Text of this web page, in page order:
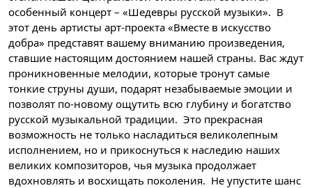
особенный концерт – «Шедевры русской музыки». ⁣ В
этот день артисты арт-проекта «Вместе в искусство
добра» представят вашему вниманию произведения,
ставшие настоящим достоянием нашей страны. Вас ждут
проникновенные мелодии, которые тронут самые
тонкие струны души, подарят незабываемые эмоции и
позволят по-новому ощутить всю глубину и богатство
русской музыкальной традиции. ⁣ Это прекрасная
возможность не только насладиться великолепным
исполнением, но и прикоснуться к наследию наших
великих композиторов, чья музыка продолжает
вдохновлять и восхищать поколения. ⁣ Не упустите шанс